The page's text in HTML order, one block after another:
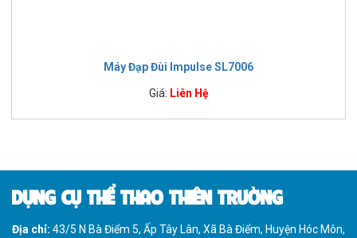
Máy Đạp Đùi Impulse SL7006
Giá: Liên Hệ
DỤNG CỤ THỂ THAO THIÊN TRƯỜNG
Địa chỉ: 43/5 N Bà Điểm 5, Ấp Tây Lân, Xã Bà Điểm, Huyện Hóc Môn,